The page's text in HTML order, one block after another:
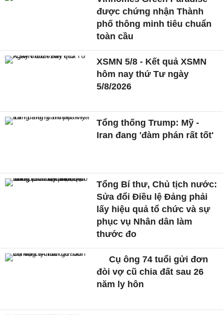
được chứng nhận Thành
phố thông minh tiêu chuẩn
toàn cầu
XSMN 5/8 - Kết quả XSMN
hôm nay thứ Tư ngày
5/8/2026
Tổng thống Trump: Mỹ -
Iran đang 'đàm phán rất tốt'
Tổng Bí thư, Chủ tịch nước:
Sửa đổi Điều lệ Đảng phải
lấy hiệu quả tổ chức và sự
phục vụ Nhân dân làm
thước đo
Cụ ông 74 tuổi gửi đơn
đòi vợ cũ chia đất sau 26
năm ly hôn